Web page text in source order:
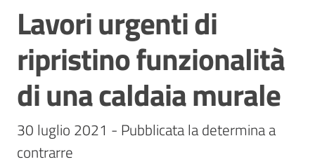
Stazioni
appaltanti
Contatti
Salta al contenuto
Lavori urgenti di
ripristino funzionalità
di una caldaia murale
30 luglio 2021 - Pubblicata la determina a
contrarre